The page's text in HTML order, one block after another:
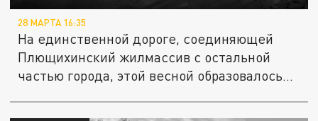
28 МАРТА 16:35
На единственной дороге, соединяющей
Плющихинский жилмассив с остальной
частью города, этой весной образовалось...